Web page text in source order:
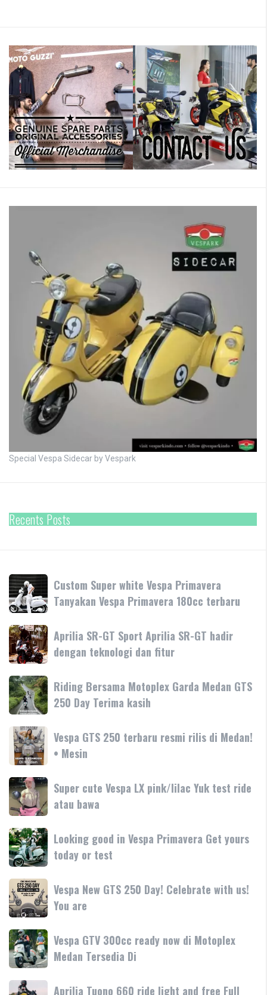
Special Vespa Sidecar by Vespark
Recents Posts
Custom
Super
white
Vespa
Primavera
Tanyakan
Vespa
Primavera
180cc
terbaru
Custom Super white Vespa Primavera
Tanyakan Vespa Primavera 180cc terbaru
Aprilia
SR-
GT
Sport
Aprilia
SR-
GT
hadir
dengan
teknologi
fitur
Aprilia SR-GT Sport Aprilia SR-GT hadir
dengan teknologi dan fitur
Riding
Bersama
Motoplex
Garda
Medan
GTS
250
Day
Terima
kasih
Riding Bersama Motoplex Garda Medan GTS
250 Day Terima kasih
Vespa
GTS
250
terbaru
resmi
rilis
di
Medan!
•
Mesin
Vespa GTS 250 terbaru resmi rilis di Medan!
• Mesin
Super
cute
Vespa
LX
pink/lilac
Yuk
test
ride
atau
bawa
Super cute Vespa LX pink/lilac Yuk test ride
atau bawa
Looking
good
in
Vespa
Primavera
Get
yours
today
or
test
Looking good in Vespa Primavera Get yours
today or test
Vespa
New
GTS
250
Day!
Celebrate
with
us!
Vespa New GTS 250 Day! Celebrate with us!
You are
Vespa
GTV
300cc
ready
now
Vespa GTV 300cc ready now di Motoplex
Medan Tersedia Di
Aprilia
Aprilia Tuono 660 ride light and free Full